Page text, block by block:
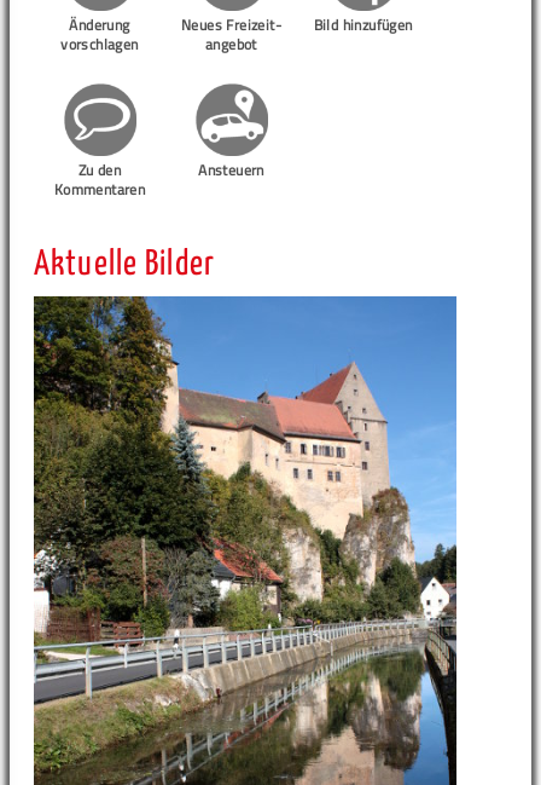
Änderung
vorschlagen
Neues Freizeit-
angebot
Bild hinzufügen
Zu den
Kommentaren
Ansteuern
Aktuelle Bilder